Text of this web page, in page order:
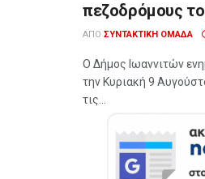
πεζοδρόμους
ΑΠΌ ΣΥΝΤΑΚΤΙΚΉ ΟΜΆΔΑ
Ο Δήμος Ιωαννιτών
την Κυριακή 9
τις...